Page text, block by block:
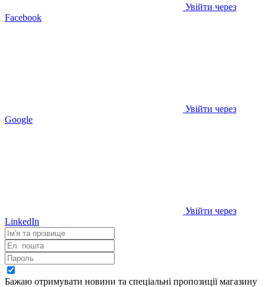
Увійти через
Facebook
Увійти через
Google
Увійти через
LinkedIn
Бажаю отримувати новини та спеціальні пропозиціїмагазину